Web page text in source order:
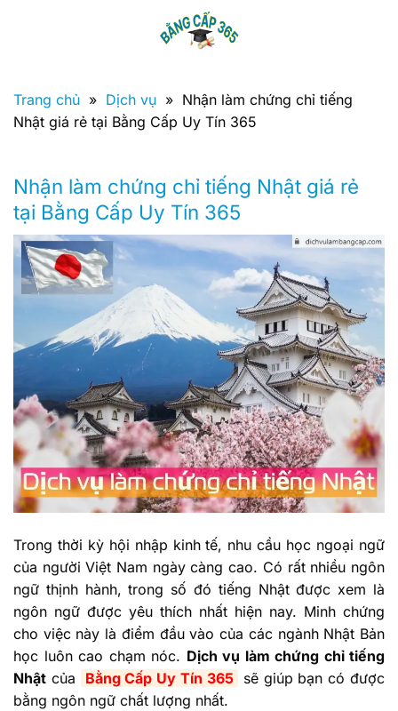
Trang chủ » Dịch vụ » Nhận làm chứng chỉ tiếng
Nhật giá rẻ tại Bằng Cấp Uy Tín 365
Nhận làm chứng chỉ tiếng Nhật giá rẻ
tại Bằng Cấp Uy Tín 365
Trong thời kỳ hội nhập kinh tế, nhu cầu học ngoại ngữ
của người Việt Nam ngày càng cao. Có rất nhiều ngôn
ngữ thịnh hành, trong số đó tiếng Nhật được xem là
ngôn ngữ được yêu thích nhất hiện nay. Minh chứng
cho việc này là điểm đầu vào của các ngành Nhật Bản
học luôn cao chạm nóc. Dịch vụ làm chứng chỉ tiếng
Nhật của Bằng Cấp Uy Tín 365
sẽ giúp bạn có được
bằng ngôn ngữ chất lượng nhất.